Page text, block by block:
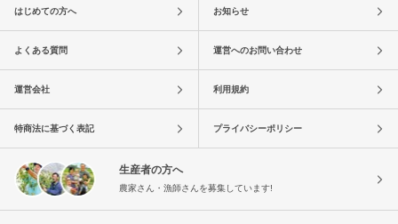
はじめての方へ お知らせ
よくある質問 運営へのお問い合わせ
運営会社 利用規約
特商法に基づく表記 プライバシーポリシー
生産者の方へ
農家さん・漁師さんを募集しています!